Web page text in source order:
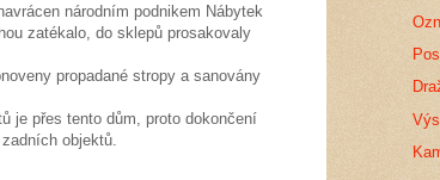
národním podnikem Nábytek
zatékalo, do sklepů prosakovaly
propadané stropy a sanovány
je přes tento dům, proto dokončení
objektů.